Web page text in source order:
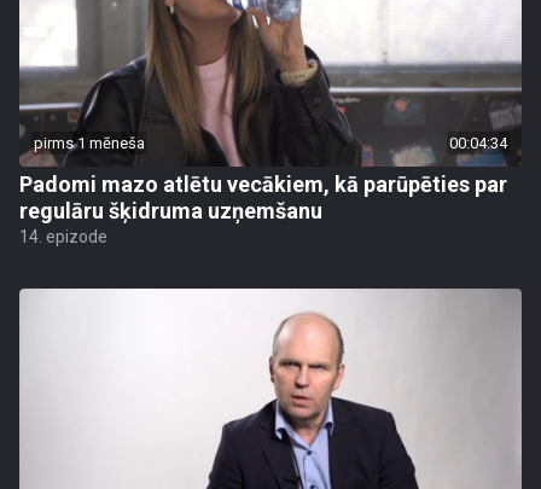
pirms 1 mēneša 00:04:34
Padomi mazo atlētu vecākiem, kā parūpēties par
regulāru šķidruma uzņemšanu
14. epizode